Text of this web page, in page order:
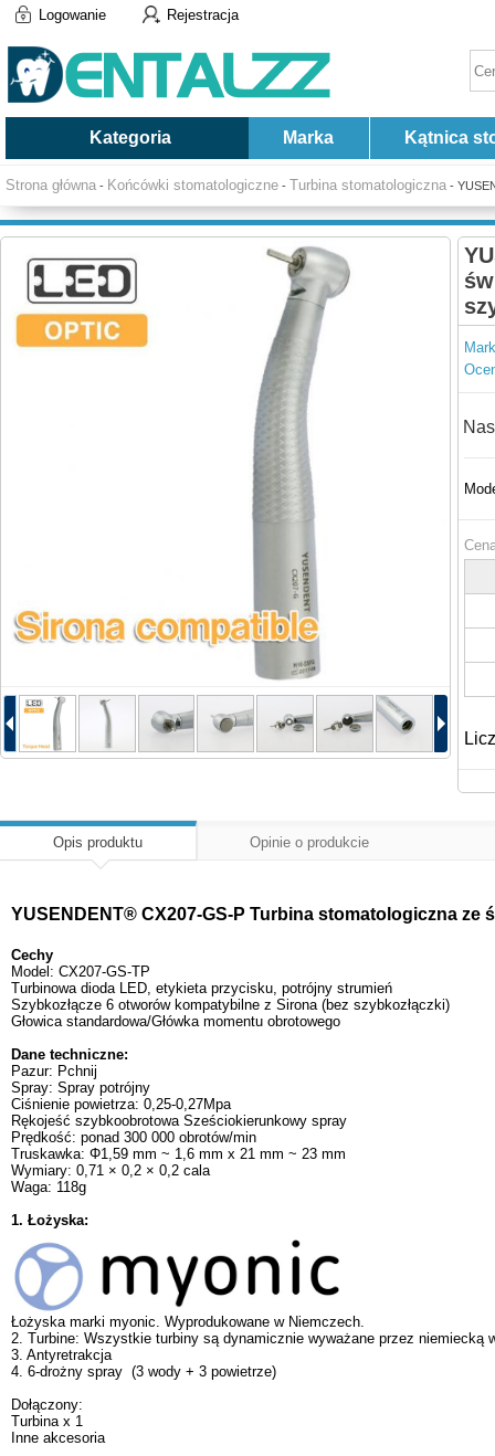
Logowanie Rejestracja
Kategoria Marka Kątnica
Strona główna - Końcówki stomatologiczne - Turbina stomatologiczna -
Opis produktu Opinie o produkcie
YUSENDENT® CX207-GS-P Turbina stomatologiczna ze
Cechy
Model: CX207-GS-TP
Turbinowa dioda LED, etykieta przycisku, potrójny strumień
Szybkozłącze 6 otworów kompatybilne z Sirona (bez szybkozłączki)
Głowica standardowa/Główka momentu obrotowego
Dane techniczne:
Pazur: Pchnij
Spray: Spray potrójny
Ciśnienie powietrza: 0,25-0,27Mpa
Rękojeść szybkoobrotowa Sześciokierunkowy spray
Prędkość: ponad 300 000 obrotów/min
Truskawka: Φ1,59 mm ~ 1,6 mm x 21 mm ~ 23 mm
Wymiary: 0,71 × 0,2 × 0,2 cala
Waga: 118g
1. Łożyska:
Łożyska marki myonic. Wyprodukowane w Niemczech.
2. Turbine: Wszystkie turbiny są dynamicznie wyważane przez niemiecką
3. Antyretrakcja
4. 6-drożny spray (3 wody + 3 powietrze)
Dołączony:
Turbina x 1
Inne akcesoria